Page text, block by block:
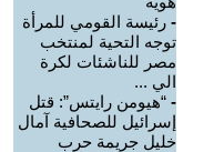
- رئيسة القومي للمرأة
توجه التحية لمنتخب
مصر للناشئات لكرة
الي ...
- “هيومن رايتس”: قتل
إسرائيل للصحافية آمال
خليل جريمة حرب